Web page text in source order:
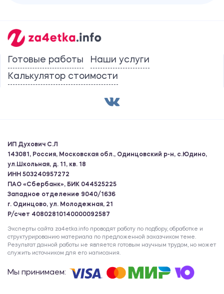
Готовые работы
Наши услуги
Калькулятор стоимости
ИП Духович С.Л
143081, Россия, Московская обл., Одинцовский р-н, с.Юдино,
ул.Школьная, д. 11, кв. 18
ИНН 503240957272
ПАО «Сбербанк», БИК 044525225
Западное отделение 9040/1636
г. Одинцово, ул. Молодежная, 21
Р/счет 40802810140000092587
Эксперты сайта za4etka.info проводят работу по подбору, обработке и
структурированию материала по предложенной заказчиком теме.
Результат данной работы не является готовым научным трудом, но может
служить источником для его написания.
Мы принимаем: